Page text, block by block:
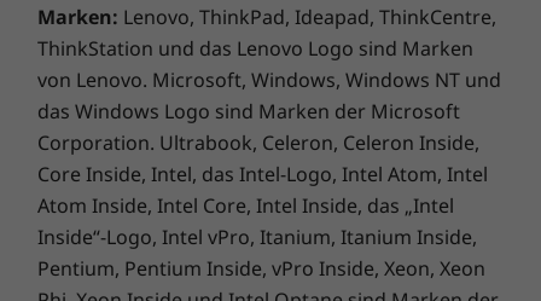
Anmeldung stehen Ihnen Millionen Apps sowie
eine umfassende Bibliothek mit Spielen, Songs,
Filmen, TV-Sendungen, Büchern usw. zur
Verfügung. Ob Sie sich für Fotografie
interessieren, Aktienhandel betreiben oder
einfach mit Ihren Freunden in Kontakt bleiben
möchten – für jeden Zweck gibt es eine App.
ThinkStation und das Lenovo Logo sind Marken
von Lenovo. Microsoft, Windows, Windows NT und
das Windows Logo sind Marken der Microsoft
Corporation. Ultrabook, Celeron, Celeron Inside,
Core Inside, Intel, das Intel-Logo, Intel Atom, Intel
Atom Inside, Intel Core, Intel Inside, das „Intel
Inside“-Logo, Intel vPro, Itanium, Itanium Inside,
Pentium, Pentium Inside, vPro Inside, Xeon, Xeon
Phi, Xeon Inside und Intel Optane sind Marken der